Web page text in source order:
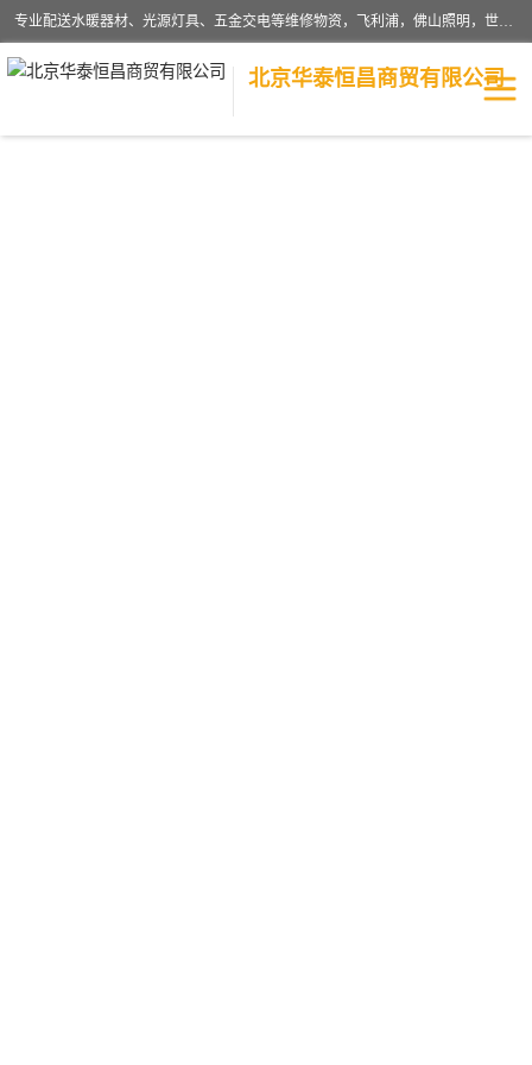
专业配送水暖器材、光源灯具、五金交电等维修物资，飞利浦，佛山照明，世达，博世，九牧，特陶等各产品涉及国内外知名品牌。公司专注与物业、学校、酒店、工厂等单位合作，提供一站式配送服务，降低客户综合成本。依托电子商务改变传统模式，以专业的团队为客户提供24H物资配送到达，货到月结、统一开票，便捷退换等服务，提高了企业的运营效率。
北京华泰恒昌商贸有限公司